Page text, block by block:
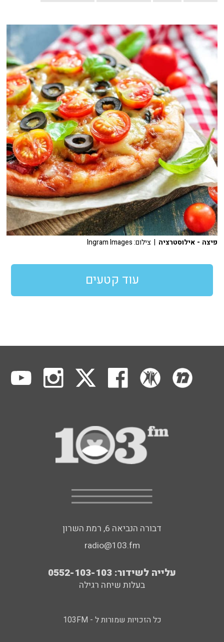
פיצה - אילוסטרציה | צילום: Ingram Images
עוד קטעים
דבורה הנביאה 6, רמת השרון
radio@103.fm
עלייה לשידור: 0552-103-103
בעלות שיחה רגילה
כל הזכויות שמורות ל - 103FM